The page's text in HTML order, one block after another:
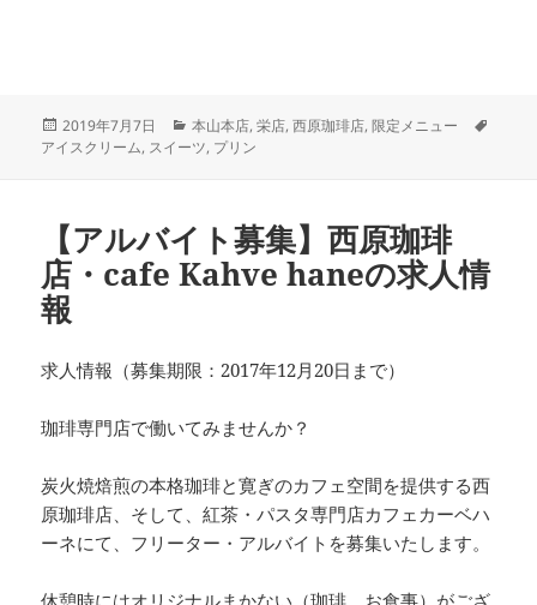
投
稿
2019年7月7日
カ
テ
本山本店,栄店,西原珈琲店,限定メニュー
アイスクリーム, スイーツ, プリン
【アルバイト募集】西原珈琲
店・cafe Kahve haneの求人情
報
求人情報（募集期限：2017年12月20日まで）
珈琲専門店で働いてみませんか？
炭火焼焙煎の本格珈琲と寛ぎのカフェ空間を提供する西
原珈琲店、そして、紅茶・パスタ専門店カフェカーベハ
ーネにて、フリーター・アルバイトを募集いたします。
休憩時にはオリジナルまかない（珈琲、お食事）がござ